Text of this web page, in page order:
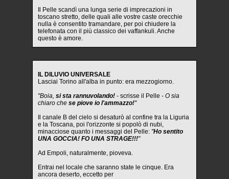
Il Pelle scandì una lunga serie di imprecazioni in
toscano stretto, delle quali alle vostre caste orecchie
nulla è consentito tramandare, per poi chiudere la
telefonata con il più classico dei vaffankuli. Anche
questo è amore.
IL DILUVIO UNIVERSALE
Lasciai Torino all'alba in punto: era mezzogiorno.
"Boia, si sta rannuvolando! - scrisse il Pelle - O sia
chiaro che se piove io l'ammazzo!"
Il canale B del cielo si desaturò al confine tra la Liguria
e la Toscana, poi l'orizzonte si popolò di nubi,
minacciose quanto i messaggi del Pelle: "Ho sentito
UNA GOCCIA! FO UNA STRAGE!!!"
Ad Empoli, naturalmente, pioveva.
Entrai nel locale che saranno state le cinque. Era
ancora deserto, eccetto per